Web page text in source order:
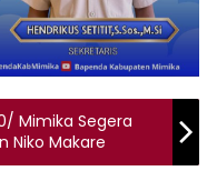
Mimika Segera
Niko Makare